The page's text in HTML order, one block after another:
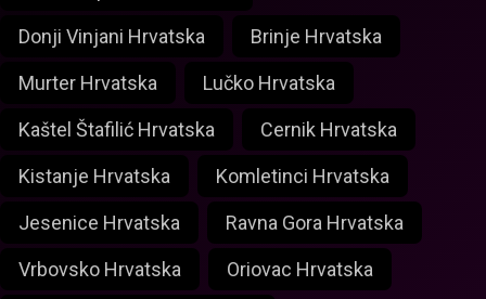
Donji Vinjani Hrvatska Brinje Hrvatska
Murter Hrvatska Lučko Hrvatska
Kaštel Štafilić Hrvatska Cernik Hrvatska
Kistanje Hrvatska Komletinci Hrvatska
Jesenice Hrvatska Ravna Gora Hrvatska
Vrbovsko Hrvatska Oriovac Hrvatska